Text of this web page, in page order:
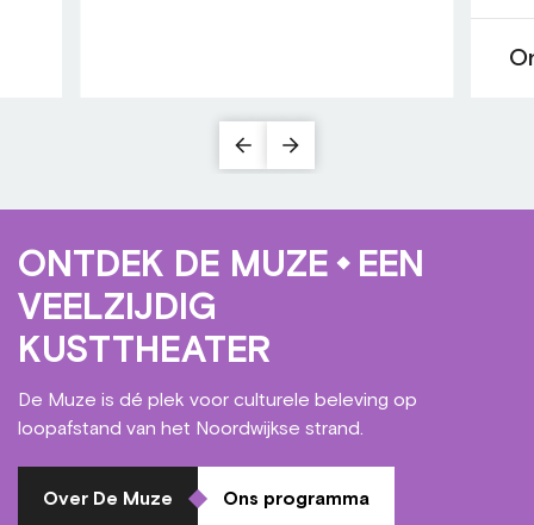
ONTDEK DE MUZE EEN
VEELZIJDIG
KUSTTHEATER
De Muze is dé plek voor culturele beleving op
loopafstand van het Noordwijkse strand.
Over De Muze Ons programma